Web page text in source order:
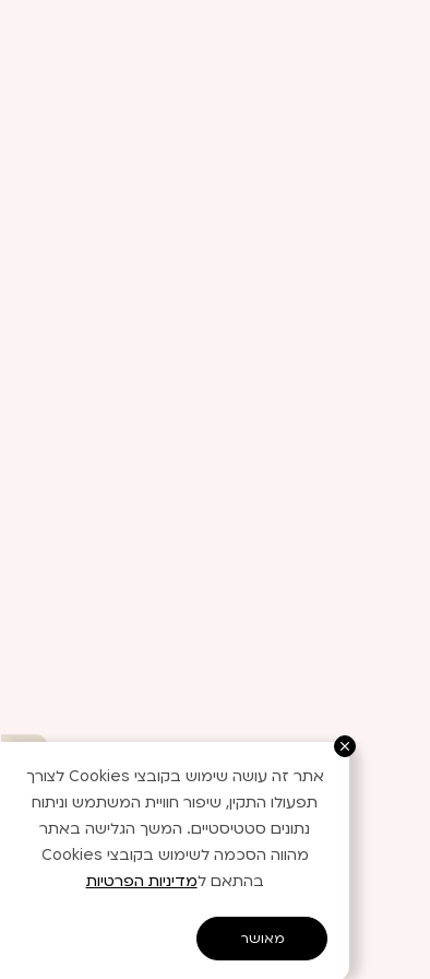
מתי מגיע ?
אתר זה עושה שימוש בקובצי Cookies לצורך
תפעולו התקין, שיפור חוויית המשתמש וניתוח
נתונים סטטיסטיים. המשך הגלישה באתר
מהווה הסכמה לשימוש בקובצי Cookies
בהתאם למדיניות הפרטיות
מאושר